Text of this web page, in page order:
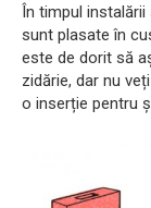
În timpul
sunt plasate în
este de dorit să
zidărie, dar nu
o inserție pentru